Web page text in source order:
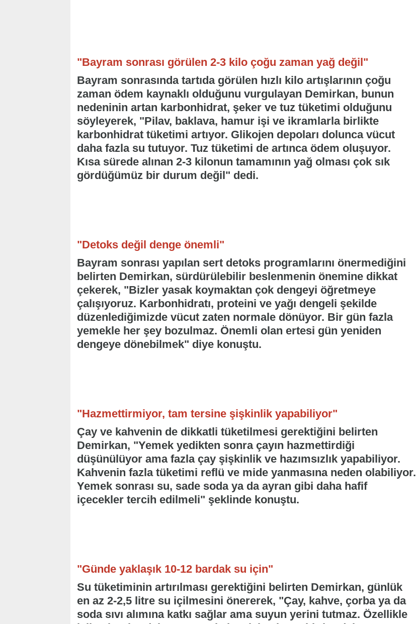
"Bayram sonrası görülen 2-3 kilo çoğu zaman yağ değil"
Bayram sonrasında tartıda görülen hızlı kilo artışlarının çoğu
zaman ödem kaynaklı olduğunu vurgulayan Demirkan, bunun
nedeninin artan karbonhidrat, şeker ve tuz tüketimi olduğunu
söyleyerek, "Pilav, baklava, hamur işi ve ikramlarla birlikte
karbonhidrat tüketimi artıyor. Glikojen depoları dolunca vücut
daha fazla su tutuyor. Tuz tüketimi de artınca ödem oluşuyor.
Kısa sürede alınan 2-3 kilonun tamamının yağ olması çok sık
gördüğümüz bir durum değil" dedi.
"Detoks değil denge önemli"
Bayram sonrası yapılan sert detoks programlarını önermediğini
belirten Demirkan, sürdürülebilir beslenmenin önemine dikkat
çekerek, "Bizler yasak koymaktan çok dengeyi öğretmeye
çalışıyoruz. Karbonhidratı, proteini ve yağı dengeli şekilde
düzenlediğimizde vücut zaten normale dönüyor. Bir gün fazla
yemekle her şey bozulmaz. Önemli olan ertesi gün yeniden
dengeye dönebilmek" diye konuştu.
"Hazmettirmiyor, tam tersine şişkinlik yapabiliyor"
Çay ve kahvenin de dikkatli tüketilmesi gerektiğini belirten
Demirkan, "Yemek yedikten sonra çayın hazmettirdiği
düşünülüyor ama fazla çay şişkinlik ve hazımsızlık yapabiliyor.
Kahvenin fazla tüketimi reflü ve mide yanmasına neden olabiliyor.
Yemek sonrası su, sade soda ya da ayran gibi daha hafif
içecekler tercih edilmeli" şeklinde konuştu.
"Günde yaklaşık 10-12 bardak su için"
Su tüketiminin artırılması gerektiğini belirten Demirkan, günlük
en az 2-2,5 litre su içilmesini önererek, "Çay, kahve, çorba ya da
soda sıvı alımına katkı sağlar ama suyun yerini tutmaz. Özellikle